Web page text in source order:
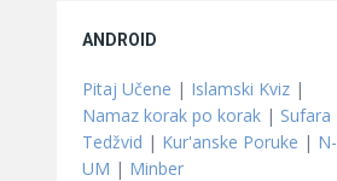
ANDROID
Pitaj Učene | Islamski Kviz |
Namaz korak po korak | Sufara
Tedžvid | Kur'anske Poruke | N-
UM | Minber